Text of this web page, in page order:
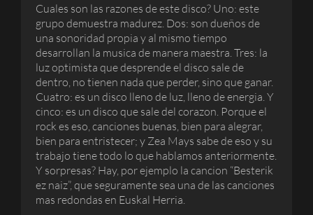
Cuales son las razones de este disco? Uno: este
grupo demuestra madurez. Dos: son dueños de
una sonoridad propia y al mismo tiempo
desarrollan la musica de manera maestra. Tres: la
luz optimista que desprende el disco sale de
dentro, no tienen nada que perder, sino que ganar.
Cuatro: es un disco lleno de luz, lleno de energia. Y
cinco: es un disco que sale del corazon. Porque el
rock es eso, canciones buenas, bien para alegrar,
bien para entristecer; y Zea Mays sabe de eso y su
trabajo tiene todo lo que hablamos anteriormente.
Y sorpresas? Hay, por ejemplo la cancion “Besterik
ez naiz”, que seguramente sea una de las canciones
mas redondas en Euskal Herria.